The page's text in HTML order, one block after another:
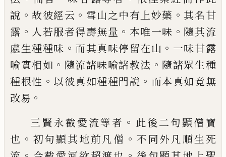
說 。故彼經云 。 雪山之中有上妙藥 。其名甘
露 。 人若服者得壽無量 。 本唯一味 。 隨其流
處生種種味 。 而其真味停留在山 。 一味甘露
喻實相如 。 隨流諸味喻諸教法 。 隨諸眾生種
種根性 。 以彼真如種種門說 。 而本真如竟無
改易 。
三賢永截愛流等者 。 此後二句顯僧寶
也 。 初句顯其地前凡僧 。 不同外凡順生死